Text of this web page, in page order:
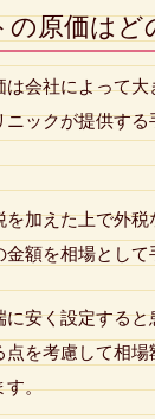
の原価はど
は会社によって
ニックが提供す
を加えた上で外
額を相場として
に安く設定する
点を考慮して相
す。